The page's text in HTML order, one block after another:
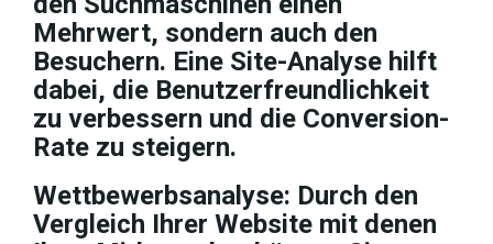
Mehrwert, sondern auch den
Besuchern. Eine Site-Analyse hilft
dabei, die Benutzerfreundlichkeit
zu verbessern und die Conversion-
Rate zu steigern.
Wettbewerbsanalyse: Durch den
Vergleich Ihrer Website mit denen